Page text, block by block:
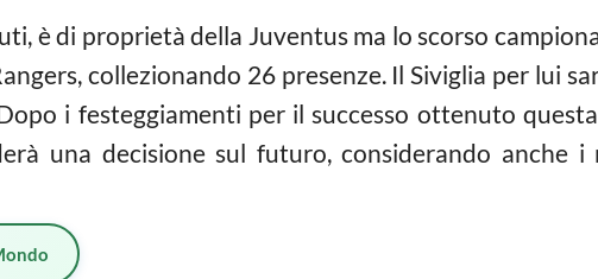
è di proprietà della Juventus ma lo scorso
collezionando 26 presenze. Il Siviglia per lui
i festeggiamenti per il successo ottenuto
una decisione sul futuro, considerando anche i